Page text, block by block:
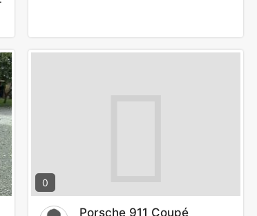
0
Porsche 911 Coupé